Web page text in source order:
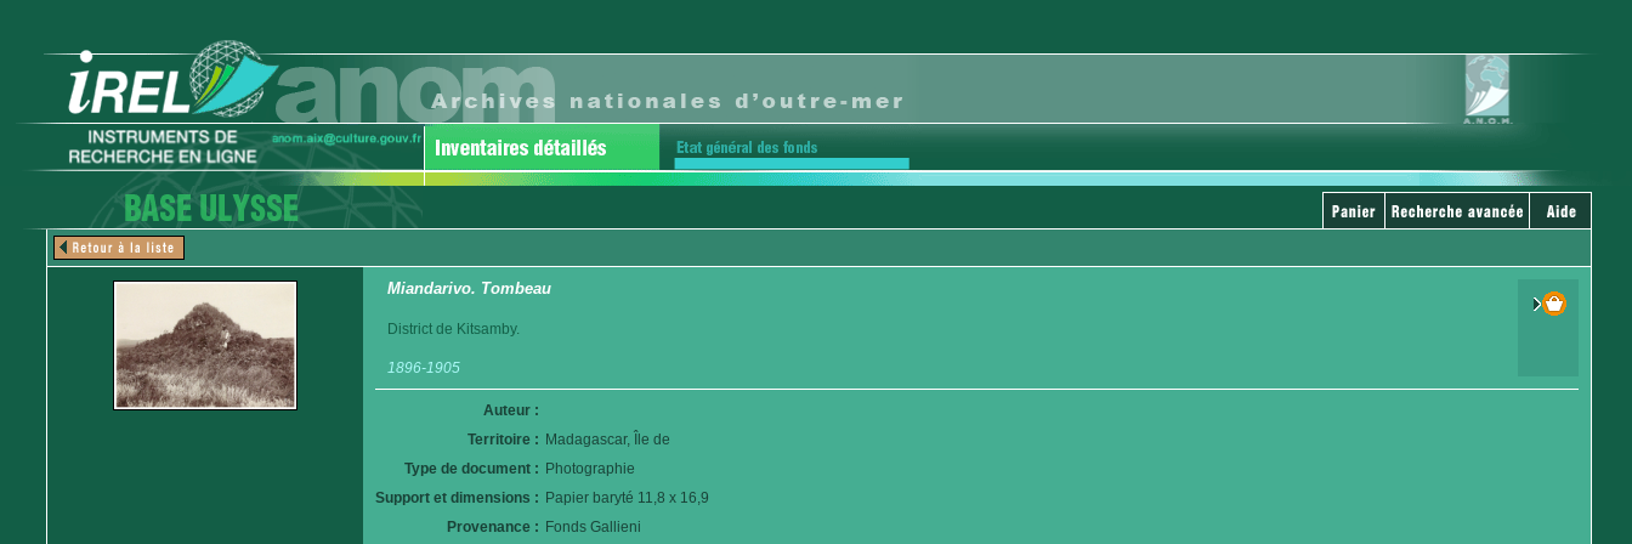
Miandarivo. Tombeau
District de Kitsamby.
1896-1905
Auteur :
Territoire : Madagascar, Île de
Type de document : Photographie
Support et dimensions : Papier baryté 11,8 x 16,9
Provenance : Fonds Gallieni